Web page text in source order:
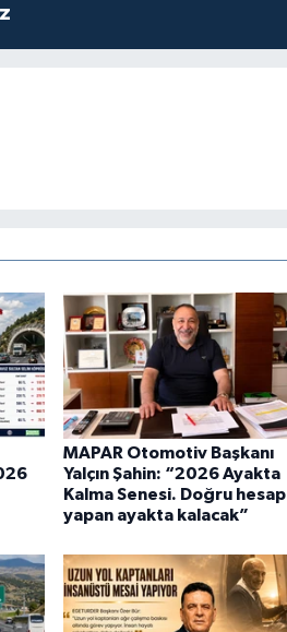
MAPAR Otomotiv Başkanı
Yalçın Şahin: “2026 Ayakta
Kalma Senesi. Doğru hesap
yapan ayakta kalacak”